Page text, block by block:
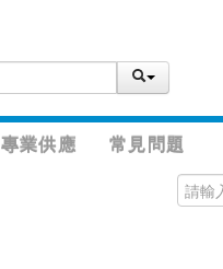
專業供應 常見問題